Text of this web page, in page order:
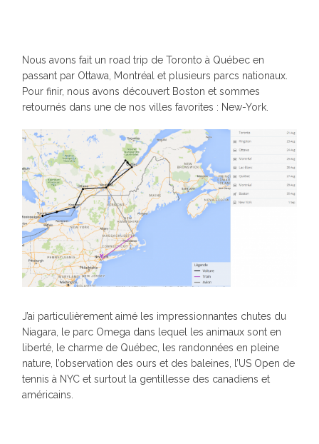
Nous avons fait un road trip de Toronto à Québec en
passant par Ottawa, Montréal et plusieurs parcs nationaux.
Pour finir, nous avons découvert Boston et sommes
retournés dans une de nos villes favorites : New-York.
J’ai particulièrement aimé les impressionnantes chutes du
Niagara, le parc Omega dans lequel les animaux sont en
liberté, le charme de Québec, les randonnées en pleine
nature, l’observation des ours et des baleines, l’US Open de
tennis à NYC et surtout la gentillesse des canadiens et
américains.